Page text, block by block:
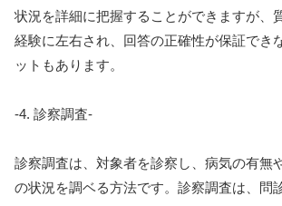
状況を詳細に把握することができますが、
経験に左右され、回答の正確性が保証でき
ットもあります。
-4. 診察調査-
診察調査は、対象者を診察し、病気の有無
の状況を調ベる方法です。診察調査は、問